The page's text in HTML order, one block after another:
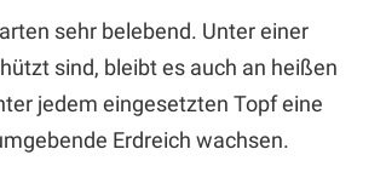
sehr belebend. Unter einer
sind, bleibt es auch an heißen
jedem eingesetzten Topf eine
Erdreich wachsen.